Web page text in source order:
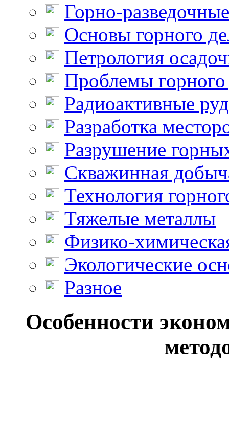
Горно-
Основы горного
Петрология
Проблемы горного
Радиоактивные
Разработка
Разрушение
Скважинная
Технология
Тяжелые металлы
Физико-
Экологические
Разное
Особенности